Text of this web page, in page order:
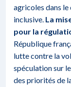
agricoles dans
inclusive. La
pour la
République
lutte contre la
spéculation sur
des priorités de